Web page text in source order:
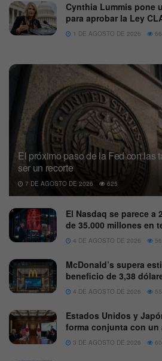
Cynthia Lummis pone
para aprobar la Ley
1 DE AGOSTO DE 2026
El próximo paso de la Fed con las
ser un recorte
7 DE AGOSTO DE 2026 625
El Nasdaq se parece a
de 35.000 millones en
4 DE AGOSTO DE 2026
McDonald’s supera
beneficio de 3,38
4 DE AGOSTO DE 2026
Estados Unidos y
forma conjunta con un
3 DE AGOSTO DE 2026